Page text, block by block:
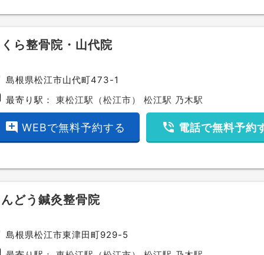
ら整骨院・山代院
島根県松江市山代町473-1
最寄り駅：東松江駅（松江市） 松江駅 乃木駅
add_comment WEBで無料予約する phone_in_talk 電話で無料予約
んどう鍼灸整骨院
島根県松江市東津田町929-5